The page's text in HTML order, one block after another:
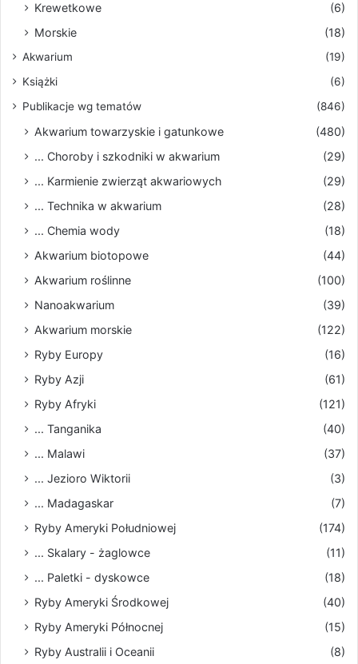
Krewetkowe
(6)
Morskie
(18)
Akwarium
(19)
Książki
(6)
Publikacje wg tematów
(846)
Akwarium towarzyskie i gatunkowe
(480)
... Choroby i szkodniki w akwarium
(29)
... Karmienie zwierząt akwariowych
(29)
... Technika w akwarium
(28)
... Chemia wody
(18)
Akwarium biotopowe
(44)
Akwarium roślinne
(100)
Nanoakwarium
(39)
Akwarium morskie
(122)
Ryby Europy
(16)
Ryby Azji
(61)
Ryby Afryki
(121)
... Tanganika
(40)
... Malawi
(37)
... Jezioro Wiktorii
(3)
... Madagaskar
(7)
Ryby Ameryki Południowej
(174)
... Skalary - żaglowce
(11)
... Paletki - dyskowce
(18)
Ryby Ameryki Środkowej
(40)
Ryby Ameryki Północnej
(15)
Ryby Australii i Oceanii
(8)